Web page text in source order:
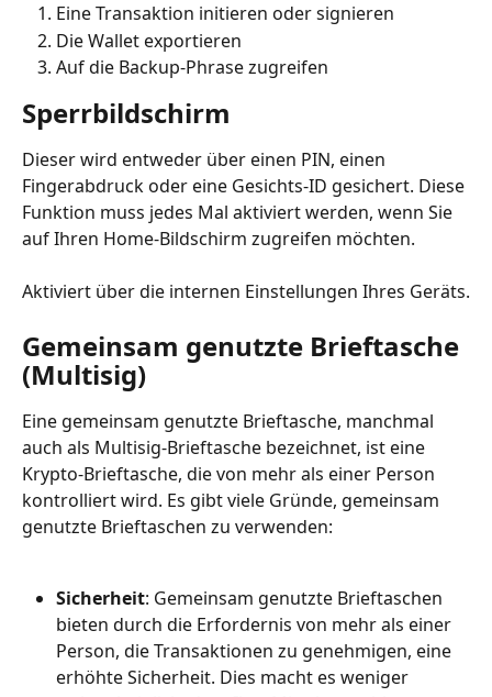
Eine Transaktion initieren oder signieren
Die Wallet exportieren
Auf die Backup-Phrase zugreifen
Sperrbildschirm
Dieser wird entweder über einen PIN, einen
Fingerabdruck oder eine Gesichts-ID gesichert. Diese
Funktion muss jedes Mal aktiviert werden, wenn Sie
auf Ihren Home-Bildschirm zugreifen möchten.
Aktiviert über die internen Einstellungen Ihres Geräts.
Gemeinsam genutzte Brieftasche
(Multisig)
Eine gemeinsam genutzte Brieftasche, manchmal
auch als Multisig-Brieftasche bezeichnet, ist eine
Krypto-Brieftasche, die von mehr als einer Person
kontrolliert wird. Es gibt viele Gründe, gemeinsam
genutzte Brieftaschen zu verwenden:
Sicherheit: Gemeinsam genutzte Brieftaschen
bieten durch die Erfordernis von mehr als einer
Person, die Transaktionen zu genehmigen, eine
erhöhte Sicherheit. Dies macht es weniger